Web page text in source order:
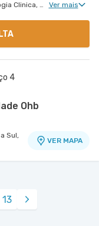
Cirurgia Endovascular, Escleroterapia, Angiologia Clinica, Cirurgia Vascular Para Acessos Vasculares, Cirurgia Vascular Para Colocação de Cateter Ver mais
4
Ohb
Sul,
VER MAPA
Asa Norte
-
13